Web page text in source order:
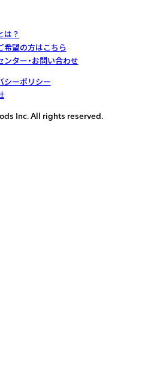
は？
希望の方はこちら
ンター・お問い合わせ
シーポリシー
Inc. All rights reserved.